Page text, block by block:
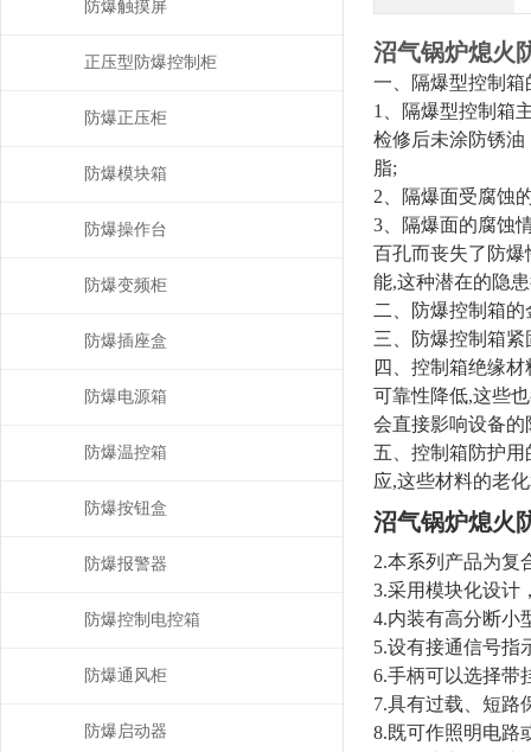
沼气锅炉熄火
一、隔爆型控制
1、隔爆型控制箱
检修后未涂防锈油
脂;
2、隔爆面受腐蚀
3、隔爆面的腐蚀
百孔而丧失了防爆
能,这种潜在的隐
二、防爆控制箱
三、防爆控制箱
四、控制箱绝缘
可靠性降低,这些
会直接影响设备的
五、控制箱防护
应,这些材料的老
沼气锅炉熄火
2.本系列产品为复
3.采用模块化设计
4.内装有高分断小
5.设有接通信号指
6.手柄可以选择带
7.具有过载、短路
8.既可作照明电路
防爆触摸屏
正压型防爆控制柜
防爆正压柜
防爆模块箱
防爆操作台
防爆变频柜
防爆插座盒
防爆电源箱
防爆温控箱
防爆按钮盒
防爆报警器
防爆控制电控箱
防爆通风柜
防爆启动器